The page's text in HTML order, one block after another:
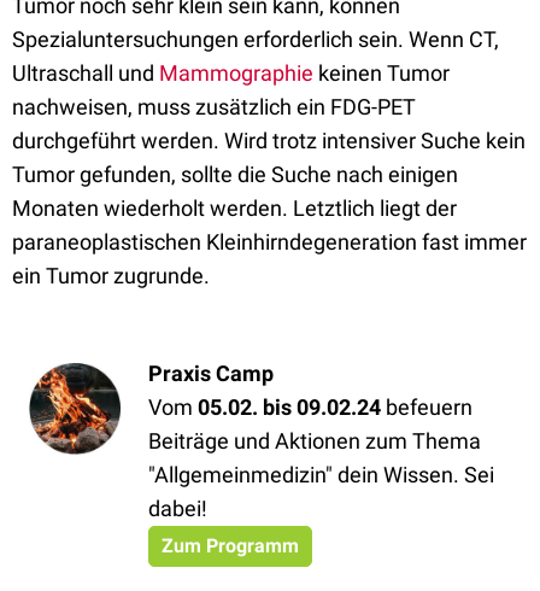
Tumor noch sehr klein sein kann, können
Spezialuntersuchungen erforderlich sein. Wenn CT,
Ultraschall und Mammographie keinen Tumor
nachweisen, muss zusätzlich ein FDG-PET
durchgeführt werden. Wird trotz intensiver Suche kein
Tumor gefunden, sollte die Suche nach einigen
Monaten wiederholt werden. Letztlich liegt der
paraneoplastischen Kleinhirndegeneration fast immer
ein Tumor zugrunde.
Praxis Camp
Vom 05.02. bis 09.02.24 befeuern
Beiträge und Aktionen zum Thema
"Allgemeinmedizin" dein Wissen. Sei
dabei!
Zum Programm